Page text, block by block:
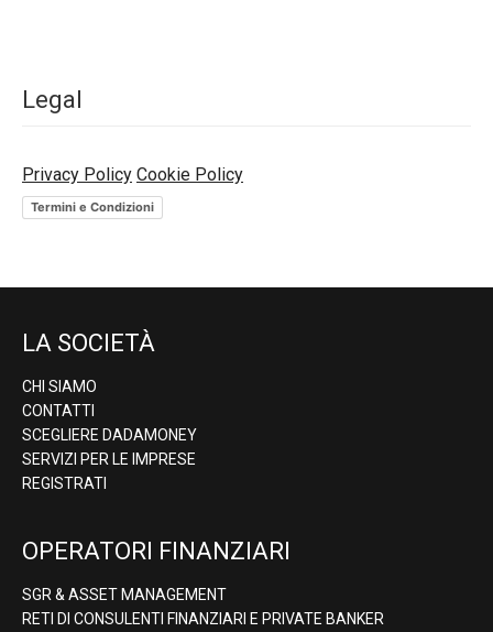
Legal
Privacy Policy Cookie Policy
Termini e Condizioni
LA SOCIETÀ
CHI SIAMO
CONTATTI
SCEGLIERE DADAMONEY
SERVIZI PER LE IMPRESE
REGISTRATI
OPERATORI FINANZIARI
SGR & ASSET MANAGEMENT
RETI DI CONSULENTI FINANZIARI E PRIVATE BANKER